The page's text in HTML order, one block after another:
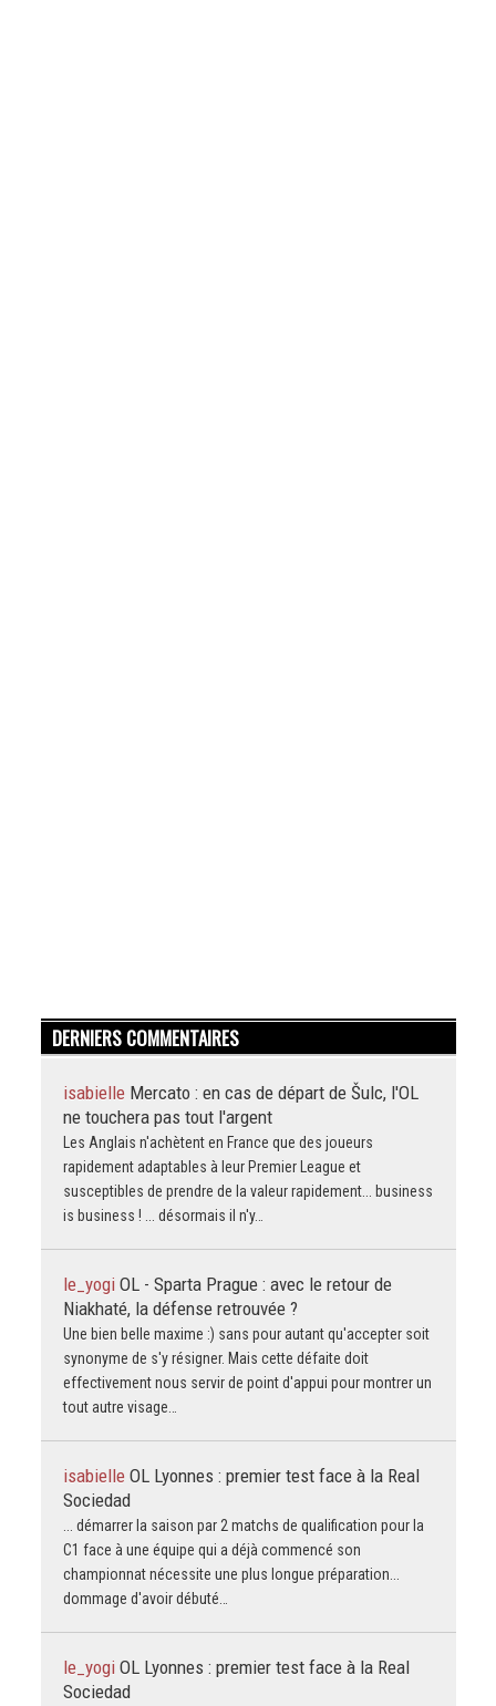
DERNIERS COMMENTAIRES
isabielle Mercato : en cas de départ de Šulc, l'OL
ne touchera pas tout l'argent
Les Anglais n'achètent en France que des joueurs
rapidement adaptables à leur Premier League et
susceptibles de prendre de la valeur rapidement... business
is business ! ... désormais il n'y…
le_yogi OL - Sparta Prague : avec le retour de
Niakhaté, la défense retrouvée ?
Une bien belle maxime :) sans pour autant qu'accepter soit
synonyme de s'y résigner. Mais cette défaite doit
effectivement nous servir de point d'appui pour montrer un
tout autre visage…
isabielle OL Lyonnes : premier test face à la Real
Sociedad
... démarrer la saison par 2 matchs de qualification pour la
C1 face à une équipe qui a déjà commencé son
championnat nécessite une plus longue préparation...
dommage d'avoir débuté…
le_yogi OL Lyonnes : premier test face à la Real
Sociedad